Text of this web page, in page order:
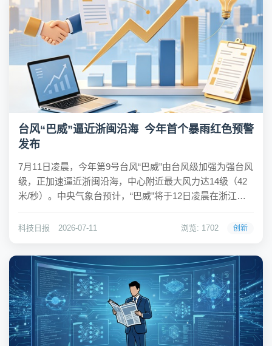
台风“巴威”逼近浙闽沿海 今年首个暴雨红色预警
发布
7月11日凌晨，今年第9号台风“巴威”由台风级加强为强台风
级，正加速逼近浙闽沿海，中心附近最大风力达14级（42
米/秒）。中央气象台预计，“巴威”将于12日凌晨在浙江台
风级（13至14级，38至45米/秒）。中央气象台7月11日10
科技日报 2026-07-11 浏览: 1702 创新